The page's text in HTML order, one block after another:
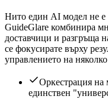
Нито един AI модел не е
GuideGlare комбинира
доставчици и разгръща
се фокусирате върху
управлението на
Оркестрация на
единствен